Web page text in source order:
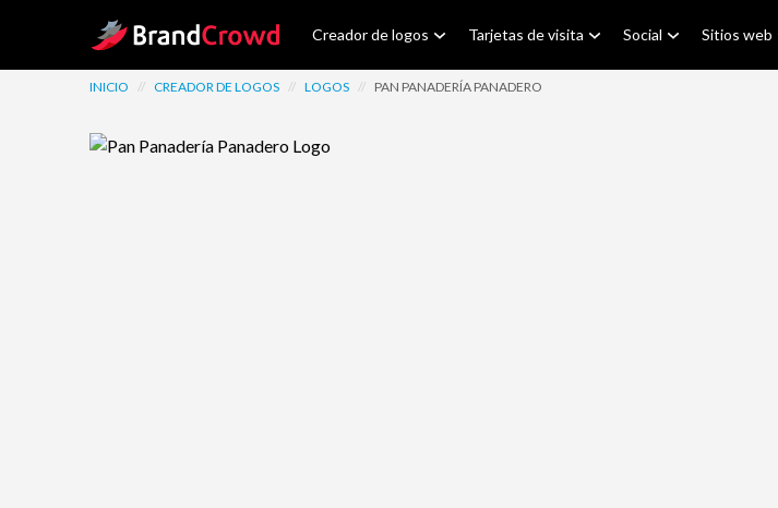
Site Logo Creador de logos Tarjetas de visita Social Sitios web
INICIO // CREADOR DE LOGOS // LOGOS // PAN PANADERÍA PANADERO